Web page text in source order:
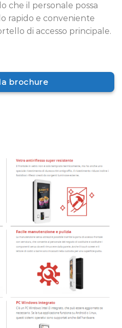
che il personale possa
rapido e conveniente
di accesso principale.
brochure